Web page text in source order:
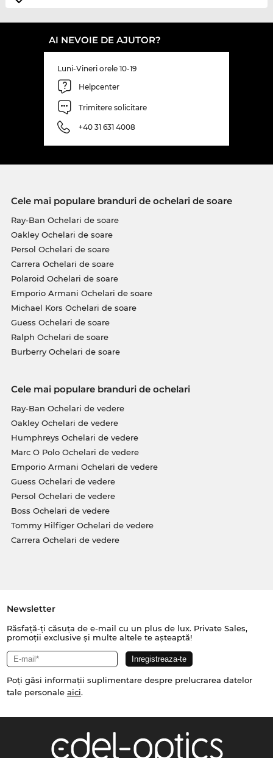
AI NEVOIE DE AJUTOR?
Luni-Vineri orele 10-19
Helpcenter
Trimitere solicitare
+40 31 631 4008
Cele mai populare branduri de ochelari de soare
Ray-Ban Ochelari de soare
Oakley Ochelari de soare
Persol Ochelari de soare
Carrera Ochelari de soare
Polaroid Ochelari de soare
Emporio Armani Ochelari de soare
Michael Kors Ochelari de soare
Guess Ochelari de soare
Ralph Ochelari de soare
Burberry Ochelari de soare
Cele mai populare branduri de ochelari
Ray-Ban Ochelari de vedere
Oakley Ochelari de vedere
Humphreys Ochelari de vedere
Marc O Polo Ochelari de vedere
Emporio Armani Ochelari de vedere
Guess Ochelari de vedere
Persol Ochelari de vedere
Boss Ochelari de vedere
Tommy Hilfiger Ochelari de vedere
Carrera Ochelari de vedere
Newsletter
Răsfață-ți căsuța de e-mail cu un plus de lux. Private Sales,
promoții exclusive și multe altele te așteaptă!
Poți găsi informații suplimentare despre prelucrarea datelor
tale personale aici.